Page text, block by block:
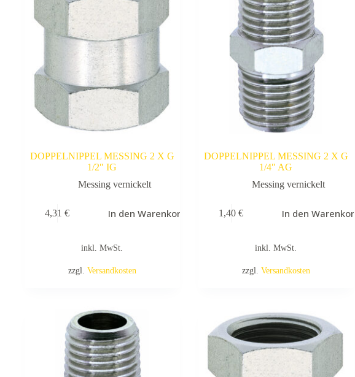
DOPPELNIPPEL MESSING 2 X G
1/2″ IG
Messing vernickelt
4,31€ In den Warenkorb
inkl. MwSt.
zzgl. Versandkosten
DOPPELNIPPEL MESSING 2 X G
1/4″ AG
Messing vernickelt
1,40€ In den Warenkorb
inkl. MwSt.
zzgl. Versandkosten